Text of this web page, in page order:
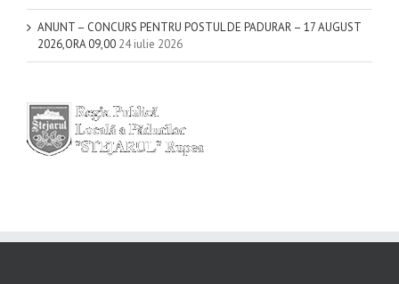
ANUNT – CONCURS PENTRU POSTUL DE PADURAR – 17 AUGUST
2026,ORA 09,00 24 iulie 2026